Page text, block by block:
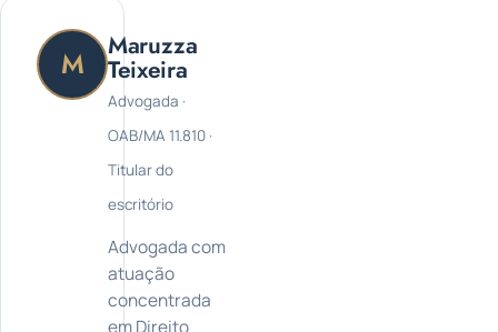
M Maruzza
Teixeira
Advogada ·
OAB/MA 11.810 ·
Titular do
escritório
Advogada com
atuação
concentrada
em Direito